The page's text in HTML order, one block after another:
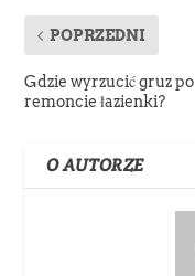
POPRZEDNI
Gdzie wyrzucić gruz po
remoncie łazienki?
O AUTORZE